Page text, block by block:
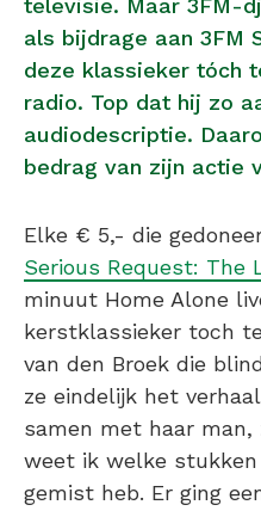
televisie. Maar 3FM-
als bijdrage aan 3FM
deze klassieker tóch
radio. Top dat hij zo
audiodescriptie.
bedrag van zijn actie
Elke € 5,- die
Serious Request: The
minuut Home Alone
kerstklassieker toch
van den Broek die
ze eindelijk het
samen met haar man,
weet ik welke
gemist heb. Er ging